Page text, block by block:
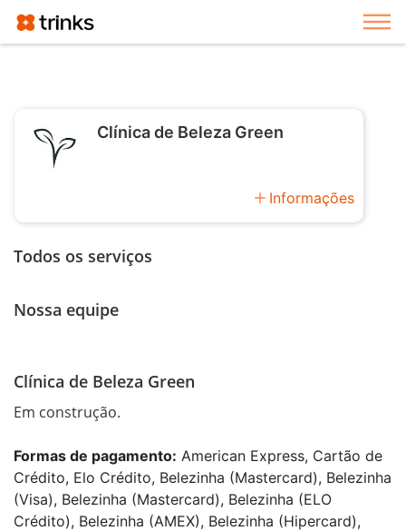
Clínica de Beleza Green
add Informações
Todos os serviços
Nossa equipe
Clínica de Beleza Green
Em construção.
Formas de pagamento: American Express, Cartão de
Crédito, Elo Crédito, Belezinha (Mastercard), Belezinha
(Visa), Belezinha (Mastercard), Belezinha (ELO
Crédito), Belezinha (AMEX), Belezinha (Hipercard),